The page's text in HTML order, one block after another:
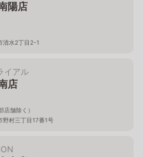
陽店
清水2丁目2-1
イアル
店
店舗除く）
野村三丁目17番1号